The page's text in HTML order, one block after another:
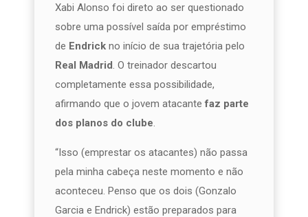
Xabi Alonso foi direto ao ser questionado
sobre uma possível saída por empréstimo
de Endrick no início de sua trajetória pelo
Real Madrid. O treinador descartou
completamente essa possibilidade,
afirmando que o jovem atacantefaz parte
dos planos do clube.
“Isso (emprestar os atacantes) não passa
pela minha cabeça neste momento e não
aconteceu. Penso que os dois (Gonzalo
Garcia e Endrick) estão preparados para